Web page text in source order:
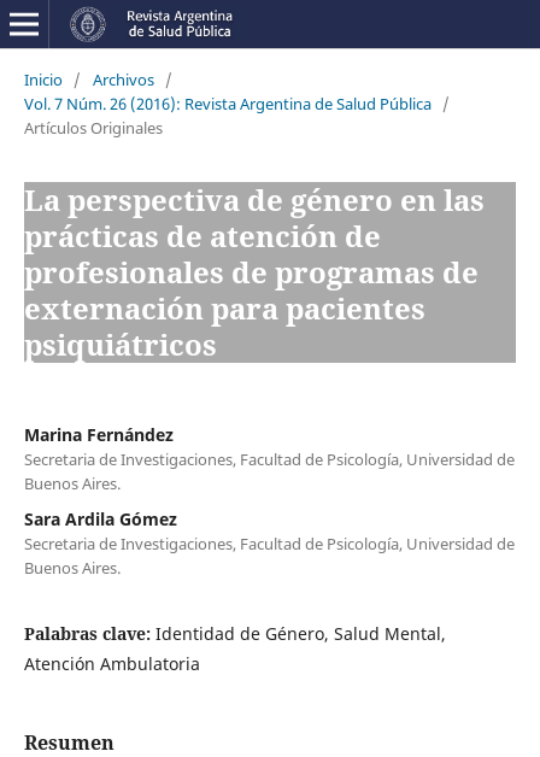
Inicio / Archivos /
Vol. 7 Núm. 26 (2016): Revista Argentina de Salud Pública /
Artículos Originales
La perspectiva de género en las
prácticas de atención de
profesionales de programas de
externación para pacientes
psiquiátricos
Marina Fernández
Secretaria de Investigaciones, Facultad de Psicología, Universidad de
Buenos Aires.
Sara Ardila Gómez
Secretaria de Investigaciones, Facultad de Psicología, Universidad de
Buenos Aires.
Palabras clave: Identidad de Género, Salud Mental,
Atención Ambulatoria
Resumen